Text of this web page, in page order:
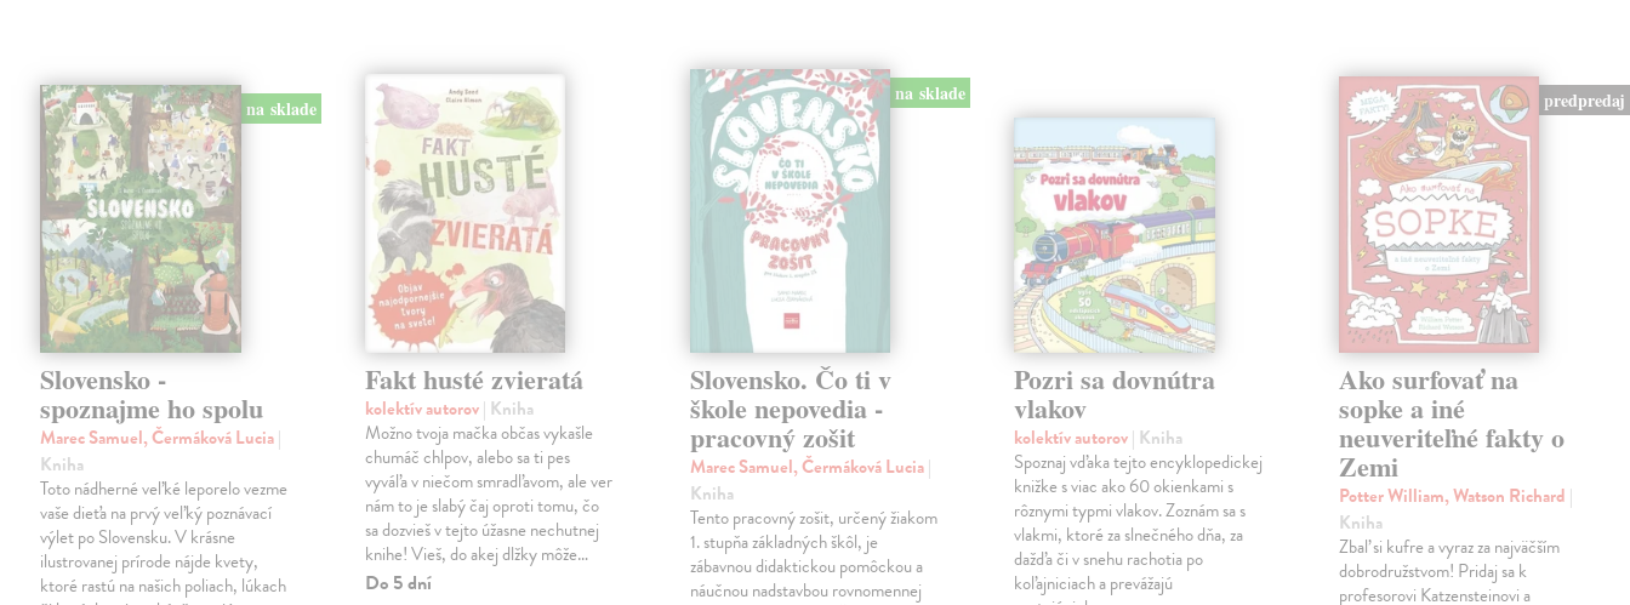
na sklade
Slovensko -
spoznajme ho spolu
Marec Samuel, Čermáková Lucia|
Kniha
Toto nádherné veľké leporelo vezme
vaše dieťa na prvý veľký poznávací
výlet po Slovensku. V krásne
ilustrovanej prírode nájde kvety,
ktoré rastú na našich poliach, lúkach
Fakt husté zvieratá
kolektív autorov| Kniha
Možno tvoja mačka občas vykašle
chumáč chlpov, alebo sa ti pes
vyváľa v niečom smradľavom, ale ver
nám to je slabý čaj oproti tomu, čo
sa dozvieš v tejto úžasne nechutnej
knihe! Vieš, do akej dlžky môže…
Do 5 dní
na sklade
Slovensko. Čo ti v
škole nepovedia -
pracovný zošit
Marec Samuel, Čermáková Lucia|
Kniha
Tento pracovný zošit, určený žiakom
1. stupňa základných škôl, je
zábavnou didaktickou pomôckou a
náučnou nadstavbou rovnomennej
Pozri sa dovnútra
vlakov
kolektív autorov| Kniha
Spoznaj vďaka tejto encyklopedickej
knižke s viac ako 60 okienkami s
rôznymi typmi vlakov. Zoznám sa s
vlakmi, ktoré za slnečného dňa, za
dažďa či v snehu rachotia po
koľajniciach a prevážajú
predpredaj
Ako surfovať na
sopke a iné
neuveriteľné fakty o
Zemi
Potter William, Watson Richard |
Kniha
Zbaľ si kufre a vyraz za najväčším
dobrodružstvom! Pridaj sa k
profesorovi Katzensteinovi a